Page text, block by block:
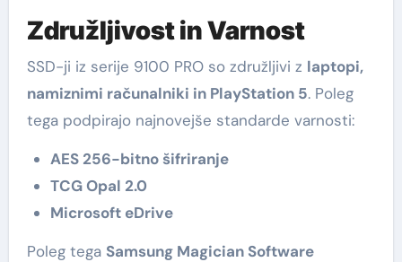
Združljivost in Varnost
SSD-ji iz serije 9100 PRO so združljivi z laptopi,
namiznimi računalniki in PlayStation 5. Poleg
tega podpirajo najnovejše standarde varnosti:
AES 256-bitno šifriranje
TCG Opal 2.0
Microsoft eDrive
Poleg tega Samsung Magician Software